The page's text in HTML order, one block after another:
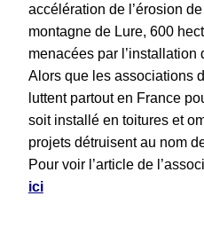
accélération de l’érosion
montagne de Lure, 600
menacées par
Alors que les associations
luttent partout en France
soit installé en toitures et
projets détruisent au nom
Pour voir l’article de
ici